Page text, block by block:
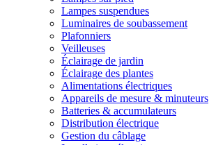
Lampes suspendues
Luminaires de soubassement
Plafonniers
Veilleuses
Éclairage de jardin
Éclairage des plantes
Alimentations électriques
Appareils de mesure & minuteurs
Batteries & accumulateurs
Distribution électrique
Gestion du câblage